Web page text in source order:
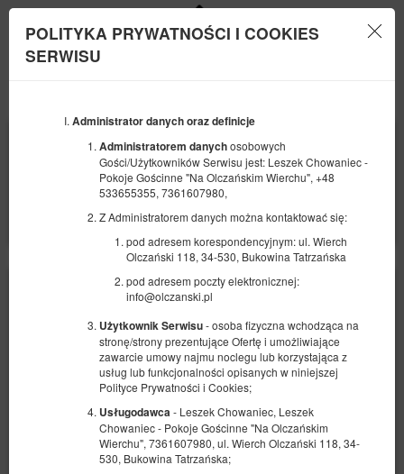
POLITYKA PRYWATNOŚCI I COOKIES
SERWISU
Administrator danych oraz definicje
Administratorem danychosobowych
Gości/Użytkowników Serwisu jest: Leszek Chowaniec -
Pokoje Gościnne "Na Olczańskim Wierchu", +48
533655355, 7361607980,
Z Administratorem danych można kontaktować się:
pod adresem korespondencyjnym: ul. Wierch
Olczański 118, 34-530, Bukowina Tatrzańska
pod adresem poczty elektronicznej:
info@olczanski.pl
Użytkownik Serwisu- osoba fizyczna wchodząca na
stronę/strony prezentujące Ofertę i umożliwiające
zawarcie umowy najmu noclegu lub korzystająca z
usług lub funkcjonalności opisanych w niniejszej
Polityce Prywatności i Cookies;
Usługodawca - Leszek Chowaniec, Leszek
Chowaniec - Pokoje Gościnne "Na Olczańskim
Wierchu", 7361607980, ul. Wierch Olczański 118, 34-
530, Bukowina Tatrzańska;
SIERPNIA
10
SIERPNIA
2026